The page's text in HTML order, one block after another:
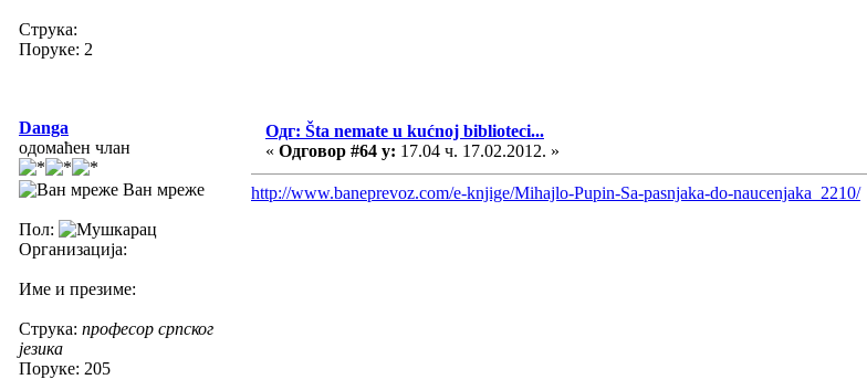
Струка:
Поруке: 2
Danga
одомаћен члан
Ван мреже
Пол:
Организација:
Име и презиме:
Струка: професор српског
језика
Поруке: 205
Одг: Šta nemate u kućnoj biblioteci...
« Одговор #64 у: 17.04 ч. 17.02.2012. »
http://www.baneprevoz.com/e-knjige/Mihajlo-Pupin-Sa-pasnjaka-do-naucenjaka_2210/